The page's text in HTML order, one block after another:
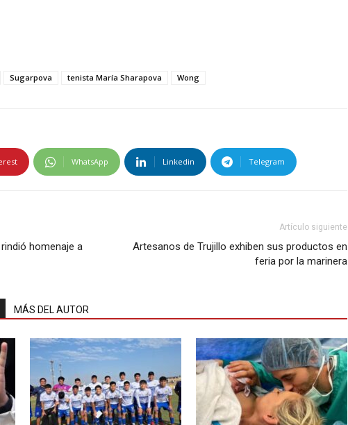
Sugarpova tenista María Sharapova Wong
WhatsApp Linkedin Telegram
homenaje a
Artículo siguiente
Artesanos de Trujillo exhiben sus productos en
feria por la marinera
MÁS DEL AUTOR